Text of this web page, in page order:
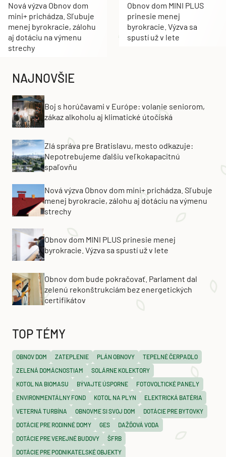
Nová výzva Obnov dom
mini+ prichádza. Sľubuje
menej byrokracie, zálohu
aj dotáciu na výmenu
strechy
Obnov dom MINI PLUS
prinesie menej
byrokracie. Výzva sa
spustí už v lete
NAJNOVŠIE
Boj s horúčavami v Európe: volanie seniorom,
zákaz alkoholu aj klimatické útočiská
Zlá správa pre Bratislavu, mesto odkazuje:
Nepotrebujeme ďalšiu veľkokapacitnú
spaľovňu
Nová výzva Obnov dom mini+ prichádza. Sľubuje
menej byrokracie, zálohu aj dotáciu na výmenu
strechy
Obnov dom MINI PLUS prinesie menej
byrokracie. Výzva sa spustí už v lete
Obnov dom bude pokračovať. Parlament dal
zelenú rekonštrukciám bez energetických
certifikátov
TOP TÉMY
OBNOV DOM ZATEPLENIE PLÁN OBNOVY
TEPELNÉ ČERPADLO
ZELENÁ DOMÁCNOSTIAM
SOLÁRNE KOLEKTORY
KOTOL NA BIOMASU
BÝVAJTE ÚSPORNE
FOTOVOLTICKÉ PANELY
ENVIRONMENTÁLNY FOND
KOTOL NA PLYN
ELEKTRICKÁ BATÉRIA
VETERNÁ TURBÍNA
OBNOVME SI SVOJ DOM
DOTÁCIE PRE BYTOVKY
DOTÁCIE PRE RODINNÉ DOMY
GES
DAŽĎOVÁ VODA
DOTÁCIE PRE VEREJNÉ BUDOVY
ŠFRB
DOTÁCIE PRE PODNIKATEĽSKÉ OBJEKTY